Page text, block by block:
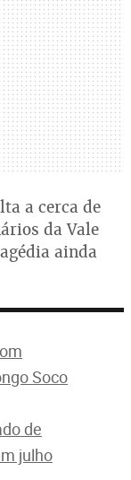
a cerca de
da Vale
ainda
Soco
de
julho